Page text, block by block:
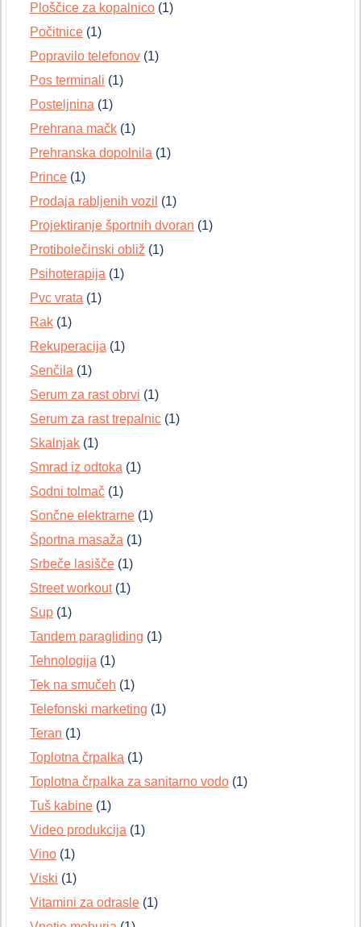
Ploščice za kopalnico (1)
Počitnice (1)
Popravilo telefonov (1)
Pos terminali (1)
Posteljnina (1)
Prehrana mačk (1)
Prehranska dopolnila (1)
Prince (1)
Prodaja rabljenih vozil (1)
Projektiranje športnih dvoran (1)
Protibolečinski obliž (1)
Psihoterapija (1)
Pvc vrata (1)
Rak (1)
Rekuperacija (1)
Senčila (1)
Serum za rast obrvi (1)
Serum za rast trepalnic (1)
Skalnjak (1)
Smrad iz odtoka (1)
Sodni tolmač (1)
Sončne elektrarne (1)
Športna masaža (1)
Srbeče lasišče (1)
Street workout(1)
Sup (1)
Tandem paragliding (1)
Tehnologija (1)
Tek na smučeh (1)
Telefonski marketing (1)
Teran (1)
Toplotna črpalka (1)
Toplotna črpalka za sanitarno vodo (1)
Tuš kabine (1)
Video produkcija (1)
Vino (1)
Viski (1)
Vitamini za odrasle (1)